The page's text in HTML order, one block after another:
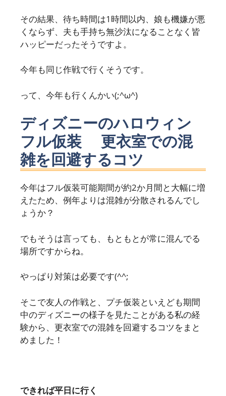
その結果、待ち時間は1時間以内、娘も機嫌が悪
くならず、夫も手持ち無沙汰になることなく皆
ハッピーだったそうですよ。
今年も同じ作戦で行くそうです。
って、今年も行くんかい(;^ω^)
ディズニーのハロウィン
フル仮装 更衣室での混
雑を回避するコツ
今年はフル仮装可能期間が約2か月間と大幅に増
えたため、例年よりは混雑が分散されるんでし
ょうか？
でもそうは言っても、もともとが常に混んでる
場所ですからね。
やっぱり対策は必要です(^^;
そこで友人の作戦と、プチ仮装といえども期間
中のディズニーの様子を見たことがある私の経
験から、更衣室での混雑を回避するコツをまと
めました！
できれば平日に行く